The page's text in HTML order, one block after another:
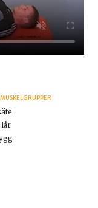
lår